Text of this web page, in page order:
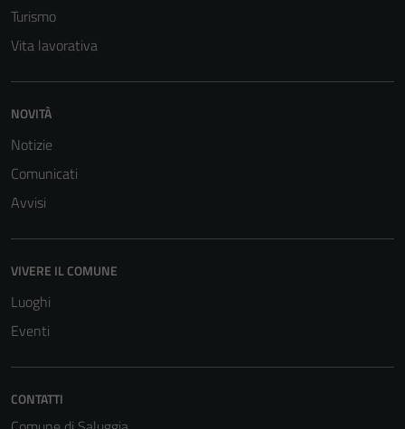
Turismo
Vita lavorativa
NOVITÀ
Notizie
Comunicati
Avvisi
VIVERE IL COMUNE
Luoghi
Eventi
CONTATTI